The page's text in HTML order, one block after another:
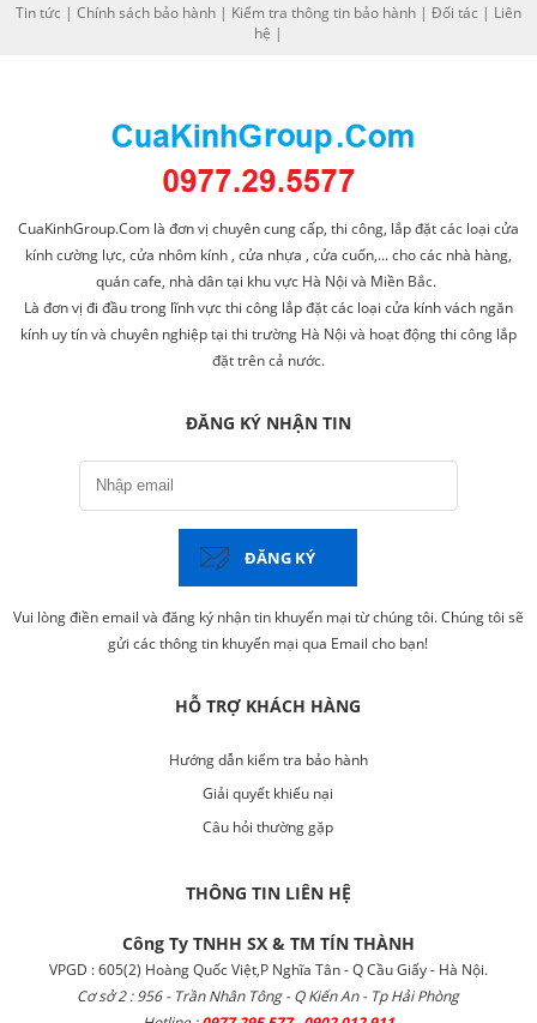
Tin tức | Chính sách bảo hành| Kiểm tra thông tin bảo hành| Đối tác | Liên
hệ |
CuaKinhGroup.Com là đơn vị chuyên cung cấp, thi công, lắp đặt các loại cửa
kính cường lực, cửa nhôm kính , cửa nhựa , cửa cuốn,... cho các nhà hàng,
quán cafe, nhà dân tại khu vực Hà Nội và Miền Bắc.
Là đơn vị đi đầu trong lĩnh vực thi công lắp đặt các loại cửa kính vách ngăn
kính uy tín và chuyên nghiệp tại thi trường Hà Nội và hoạt động thi công lắp
đặt trên cả nước.
ĐĂNG KÝ NHẬN TIN
ĐĂNG KÝ
Vui lòng điền email và đăng ký nhận tin khuyến mại từ chúng tôi. Chúng tôi sẽ
gửi các thông tin khuyến mại qua Email cho bạn!
HỖ TRỢ KHÁCH HÀNG
Hướng dẫn kiểm tra bảo hành
Giải quyết khiếu nại
Câu hỏi thường gặp
THÔNG TIN LIÊN HỆ
Công Ty TNHH SX & TM TÍN THÀNH
VPGD : 605(2) Hoàng Quốc Việt,P Nghĩa Tân - Q Cầu Giấy - Hà Nội.
Cơ sở 2 : 956 - Trần Nhân Tông - Q Kiến An - Tp Hải Phòng